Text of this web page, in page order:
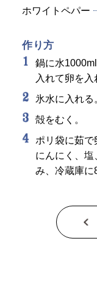
ホワイトペパー
作り方
鍋に水
入れて卵を入
氷水に入れる
殻をむく。
ポリ袋に茹で
にんにく、
み、冷蔵庫に